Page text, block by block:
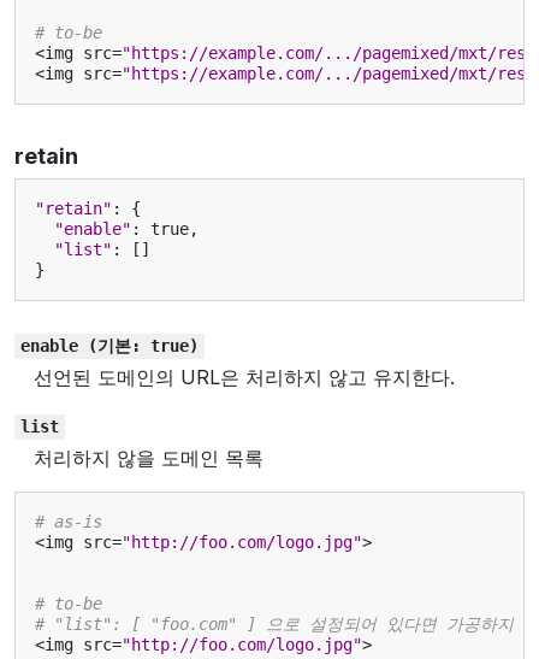
# to-be
<img src="https://example.com/.../pagemixed/mxt/
<img src="https://example.com/.../pagemixed/mxt/
retain
"retain" :
{
"enable" : true,
"list" :
[]
}
enable (기본: true)
선언된 도메인의 URL은 처리하지 않고 유지한다.
list
처리하지 않을 도메인 목록
# as-is
<img src="http://foo.com/logo.jpg">
# to-be
# "list": [ "foo.com" ] 으로 설정되어 있다면 가공하지
<img src="http://foo.com/logo.jpg">